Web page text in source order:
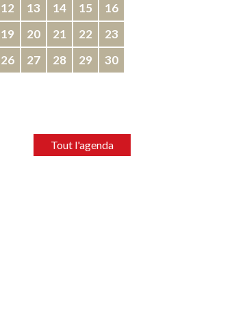
12 13 14 15
16
19 20 21 22
23
26 27 28 29
30
Tout l'agenda